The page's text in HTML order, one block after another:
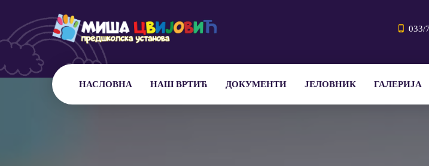
033/
НАСЛОВНА НАШ ВРТИЋ ДОКУМЕНТИ ЈЕЛОВНИК ГАЛЕРИЈА